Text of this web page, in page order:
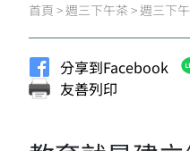
首頁 >週三下午茶 >週三下
分享到Facebook
友善列印